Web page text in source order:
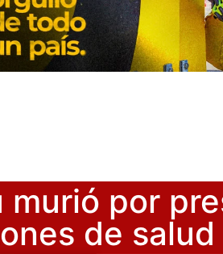
murió por
de salud